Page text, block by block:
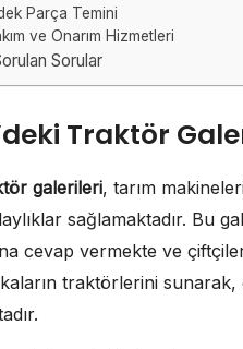
Parça Temini
ve Onarım Hizmetleri
Sorular
Traktör
galerileri, tarım
sağlamaktadır. Bu
cevap vermekte ve
traktörlerini sunarak,